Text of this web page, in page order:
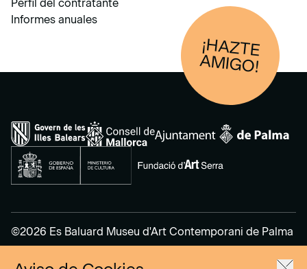
Perfil del contratante
Informes anuales
¡HAZTE
AM
IGO!
©2026 Es Baluard Museu d'Art Contemporani de Palma